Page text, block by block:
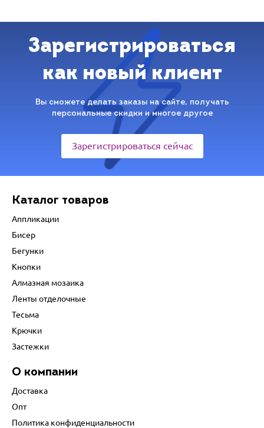
Зарегистрироваться
как новый клиент
Вы сможете делать заказы на сайте, получать
персональные скидки и многое другое
Зарегистрироваться сейчас
Каталог товаров
Аппликации
Бисер
Бегунки
Кнопки
Алмазная мозаика
Ленты отделочные
Тесьма
Крючки
Застежки
О компании
Доставка
Опт
Политика конфиденциальности